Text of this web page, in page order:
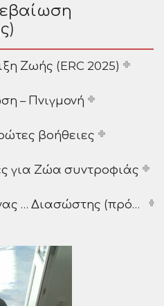
Ζωής (ERC 2025)
– Πνιγμονή
βοήθειες
για Ζώα συντροφιάς
5. Μια Φορά και ένας … Διασώστης (πρόγραμμα για παιδιά προσχολικής ηλικίας)